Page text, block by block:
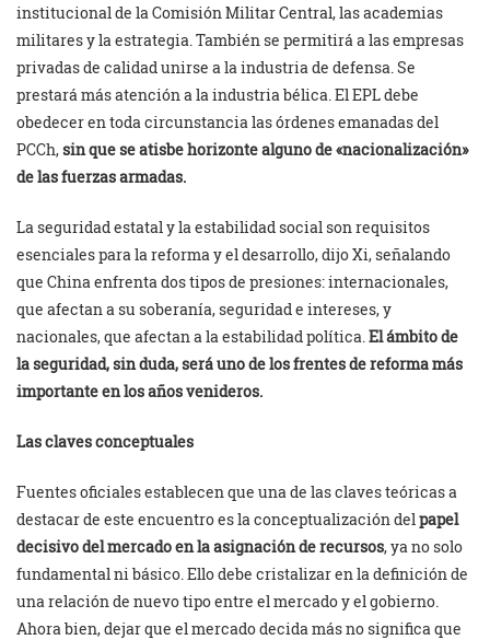
institucional de la Comisión Militar Central, las academias
militares y la estrategia. También se permitirá a las empresas
privadas de calidad unirse a la industria de defensa. Se
prestará más atención a la industria bélica. El EPL debe
obedecer en toda circunstancia las órdenes emanadas del
PCCh, sin que se atisbe horizonte alguno de «nacionalización»
de las fuerzas armadas.
La seguridad estatal y la estabilidad social son requisitos
esenciales para la reforma y el desarrollo, dijo Xi, señalando
que China enfrenta dos tipos de presiones: internacionales,
que afectan a su soberanía, seguridad e intereses, y
nacionales, que afectan a la estabilidad política.El ámbito de
la seguridad, sin duda, será uno de los frentes de reforma más
importante en los años venideros.
Las claves conceptuales
Fuentes oficiales establecen que una de las claves teóricas a
destacar de este encuentro es la conceptualización delpapel
decisivo del mercado en la asignación de recursos, ya no solo
fundamental ni básico. Ello debe cristalizar en la definición de
una relación de nuevo tipo entre el mercado y el gobierno.
Ahora bien, dejar que el mercado decida más no significa que